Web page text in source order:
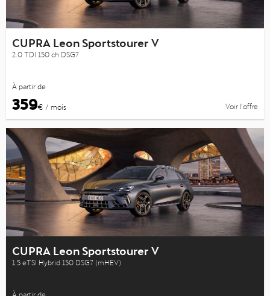
CUPRA Leon Sportstourer V
2.0 TDI 150 ch DSG7
À partir de
359€ / mois Voir l’offre
CUPRA Leon Sportstourer V
1.5 eTSI Hybrid 150 DSG7 (mHEV)
À partir de